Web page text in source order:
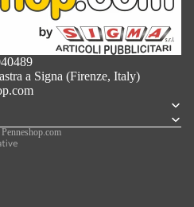
a Signa (Firenze, Italy)
Penneshop.com